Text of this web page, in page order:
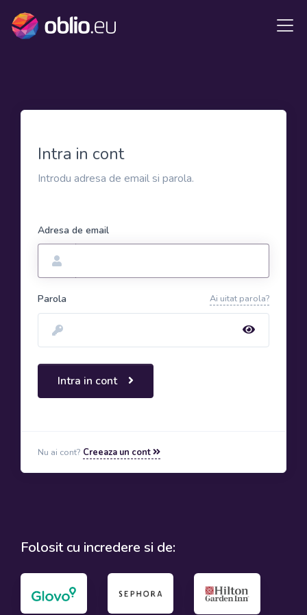
Intra in cont
Introdu adresa de email si parola.
Adresa de email
Parola Ai uitat parola?
Intra in cont
Nu ai cont? Creeaza un cont
Folosit cu incredere si de: